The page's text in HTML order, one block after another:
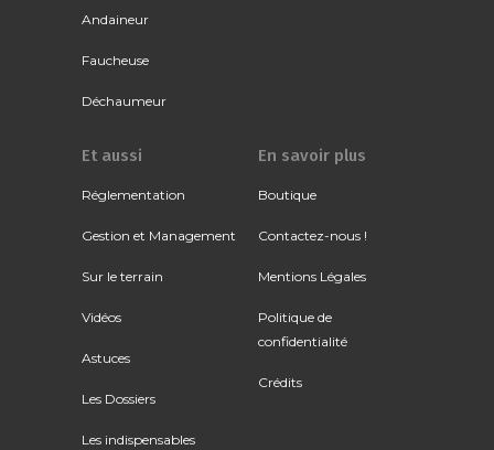
Andaineur
Faucheuse
Déchaumeur
Et aussi
Réglementation
Gestion et Management
Sur le terrain
Vidéos
Astuces
Les Dossiers
Les indispensables
En savoir plus
Boutique
Contactez-nous !
Mentions Légales
Politique de
confidentialité
Crédits